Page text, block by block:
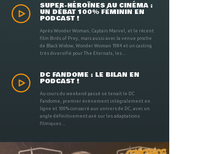
SUPER-HÉROÏNES AU CINÉMA :
UN DÉBAT 100% FÉMININ EN
PODCAST !
Après Wonder Woman, Captain Marvel, et le récent
film Birds of Prey, mais aussi avec la venue proche
de Black Widow, Wonder Woman 1984 et un casting
très diversifié pour The Eternals, les ...
DC FANDOME : LE BILAN EN
PODCAST !
Au cours du weekend passé se tenait le DC
Fandome, premier évènement intégralement en
ligne et 100% consacré aux univers de DC, avec un
angle définitivement axé sur les adaptations
filmiques ...